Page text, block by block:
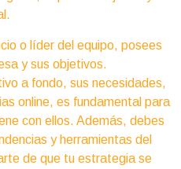
o líder del equipo, posees
y sus objetivos.
a fondo, sus necesidades,
online, es fundamental para
con ellos. Además, debes
y herramientas del
de que tu estrategia se